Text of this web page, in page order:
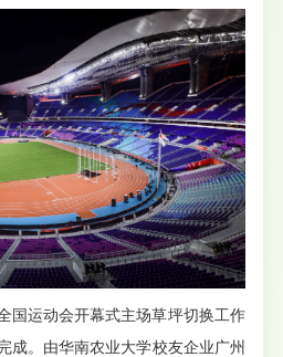
国运动会开幕式主场草坪切换工作
成。由华南农业大学校友企业广州